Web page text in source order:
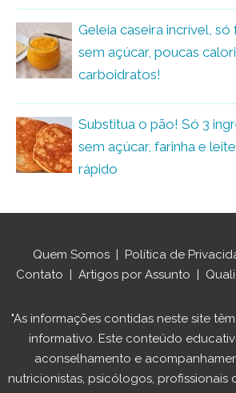
Geleia caseira incrível,
sem açúcar, poucas
carboidratos!
Substitua o pão! Só 3
sem açúcar, farinha e
rápido
Quem Somos Política de
Contato
Artigos por Assunto
"As informações contidas neste site
informativo. Este conteúdo
aconselhamento e
nutricionistas, psicólogos, profissionais